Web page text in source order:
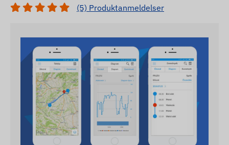
(5) Produktanmeldelser